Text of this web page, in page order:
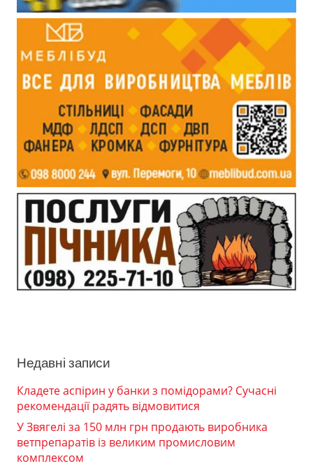
Недавні записи
Кладете аспірин у банки з помідорами? Сучасні
рекомендації радять відмовитися
У Звягелі за 150 млн грн продають виробника
ветпрепаратів із великим промисловим
комплексом